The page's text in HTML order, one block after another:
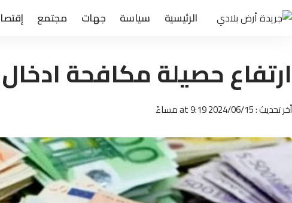
الرئيسية سياسة جهات مجتمع
ارتفاع حصيلة مكافحة
أخر تحديث : 2024/06/15 at 9:19 مساءً